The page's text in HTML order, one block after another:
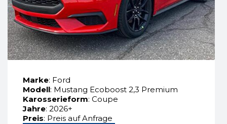
Marke: Ford
Modell: Mustang Ecoboost 2,3 Premium
Karosserieform: Coupe
Jahre: 2026+
Preis: Preis auf Anfrage